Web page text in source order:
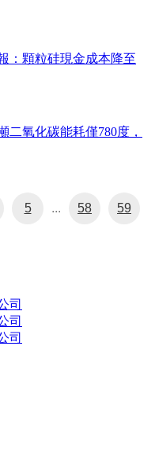
：顆粒硅現金成本降至
二氧化碳能耗僅780度，
5 ... 58 59
司
司
司